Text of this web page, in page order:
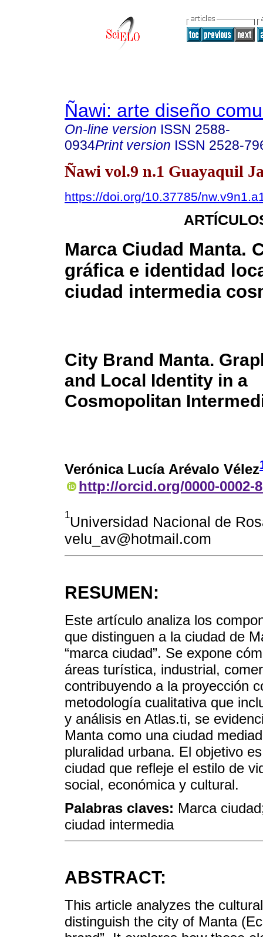
Ñawi: arte diseño
On-line version ISSN 2588-
0934Print version ISSN 2528-
Ñawi vol.9 n.1 Guayaquil
https://doi.org/10.37785/
Marca Ciudad Manta.
gráfica e identidad
ciudad intermedia
City Brand Manta.
and Local Identity in a
Cosmopolitan
Verónica Lucía Arévalo Vélez
http://orcid.org/0000-0002-
1Universidad Nacional de
velu_av@hotmail.com
RESUMEN:
Este artículo analiza los
que distinguen a la ciudad de
“marca ciudad”. Se expone
áreas turística, industrial,
contribuyendo a la proyección
metodología cualitativa que
y análisis en Atlas.ti, se
Manta como una ciudad
pluralidad urbana. El objetivo
ciudad que refleje el estilo de
social, económica y cultural.
Palabras claves: Marca
ciudad intermedia
ABSTRACT:
This article analyzes the
distinguish the city of Manta